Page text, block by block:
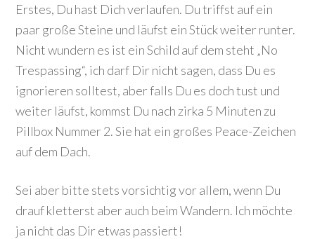
Erstes, Du hast Dich verlaufen. Du triffst auf ein
paar große Steine und läufst ein Stück weiter runter.
Nicht wundern es ist ein Schild auf dem steht „No
Trespassing“, ich darf Dir nicht sagen, dass Du es
ignorieren solltest, aber falls Du es doch tust und
weiter läufst, kommst Du nach zirka 5 Minuten zu
Pillbox Nummer 2. Sie hat ein großes Peace-Zeichen
auf dem Dach.
Sei aber bitte stets vorsichtig vor allem, wenn Du
drauf kletterst aber auch beim Wandern. Ich möchte
ja nicht das Dir etwas passiert!